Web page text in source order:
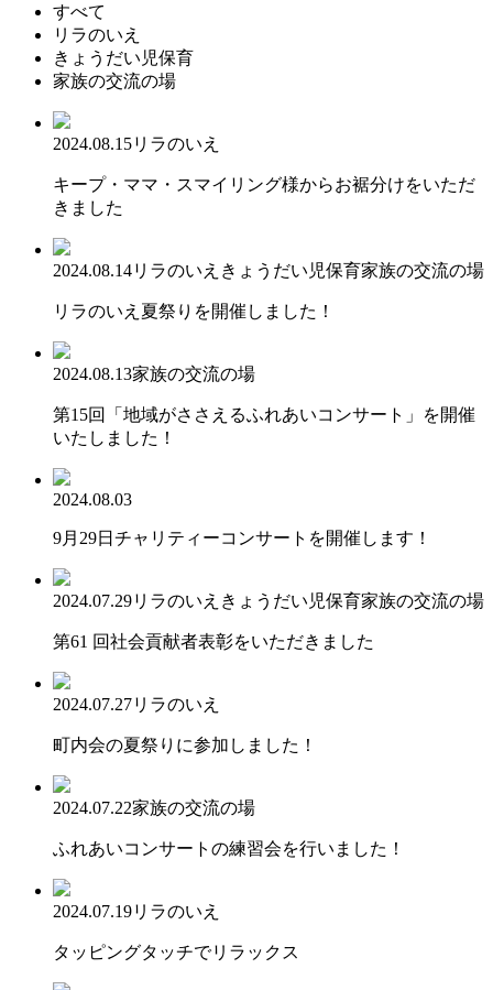
すべて
リラのいえ
きょうだい児保育
家族の交流の場
2024.08.15リラのいえ
キープ・ママ・スマイリング様からお裾分けをいただ
きました
2024.08.14リラのいえ きょうだい児保育家族の交流の場
リラのいえ夏祭りを開催しました！
2024.08.13家族の交流の場
第15回「地域がささえるふれあいコンサート」を開催
いたしました！
2024.08.03
9月29日チャリティーコンサートを開催します！
2024.07.29リラのいえ きょうだい児保育家族の交流の場
第61 回社会貢献者表彰をいただきました
2024.07.27リラのいえ
町内会の夏祭りに参加しました！
2024.07.22家族の交流の場
ふれあいコンサートの練習会を行いました！
2024.07.19リラのいえ
タッピングタッチでリラックス